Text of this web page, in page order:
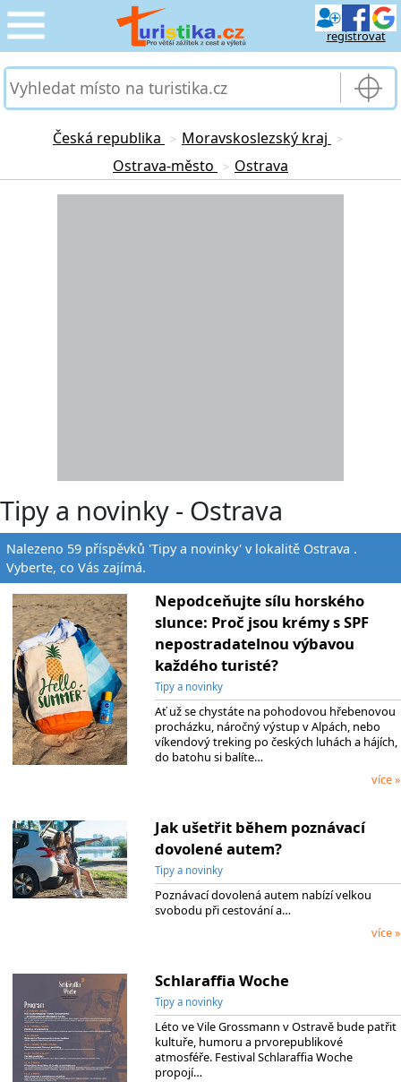
registrovat
CESTOVÁNÍ
SLUŽBY & DOPRAVA
PRO TURISTY ›
Česká republika > Moravskoslezský kraj >
Ostrava-město > Ostrava
Tipy a novinky - Ostrava
Nalezeno 59 příspěvků 'Tipy a novinky' v lokalitě Ostrava .
Vyberte, co Vás zajímá.
Nepodceňujte sílu horského
slunce: Proč jsou krémy s SPF
nepostradatelnou výbavou
každého turisté?
Tipy a novinky
Ať už se chystáte na pohodovou hřebenovou
procházku, náročný výstup v Alpách, nebo
víkendový treking po českých luhách a hájích,
do batohu si balíte…
více »
Jak ušetřit během poznávací
dovolené autem?
Tipy a novinky
Poznávací dovolená autem nabízí velkou
svobodu při cestování a…
více »
Schlaraffia Woche
Tipy a novinky
Léto ve Vile Grossmann v Ostravě bude patřit
kultuře, humoru a prvorepublikové
atmosféře. Festival Schlaraffia Woche
propojí…